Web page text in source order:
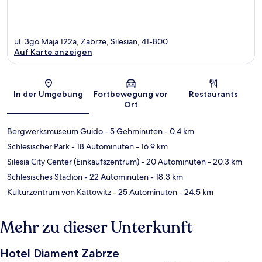
Karte
ul. 3go Maja 122a, Zabrze, Silesian, 41-800
Auf Karte anzeigen
In der Umgebung
Fortbewegung vor
Ort
Restaurants
Bergwerksmuseum Guido- 5 Gehminuten- 0.4 km
Schlesischer Park- 18 Autominuten- 16.9 km
Silesia City Center (Einkaufszentrum)- 20 Autominuten- 20.3 km
Schlesisches Stadion- 22 Autominuten- 18.3 km
Kulturzentrum von Kattowitz- 25 Autominuten- 24.5 km
Mehr zu dieser Unterkunft
Hotel Diament Zabrze